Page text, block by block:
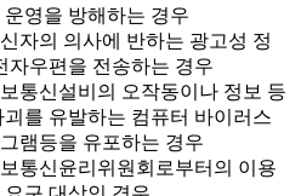
운영을 방해하는 경우
자의 의사에 반하는 광고성 정
자우편을 전송하는 경우
통신설비의 오작동이나 정보 등
괴를 유발하는 컴퓨터 바이러스
램등을 유포하는 경우
통신윤리위원회로부터의 이용